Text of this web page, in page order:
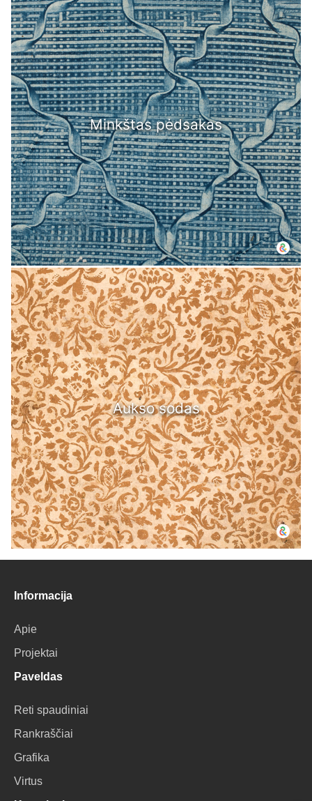
Minkštas pėdsakas
Aukso sodas
Informacija
Apie
Projektai
Paveldas
Reti spaudiniai
Rankraščiai
Grafika
Virtus